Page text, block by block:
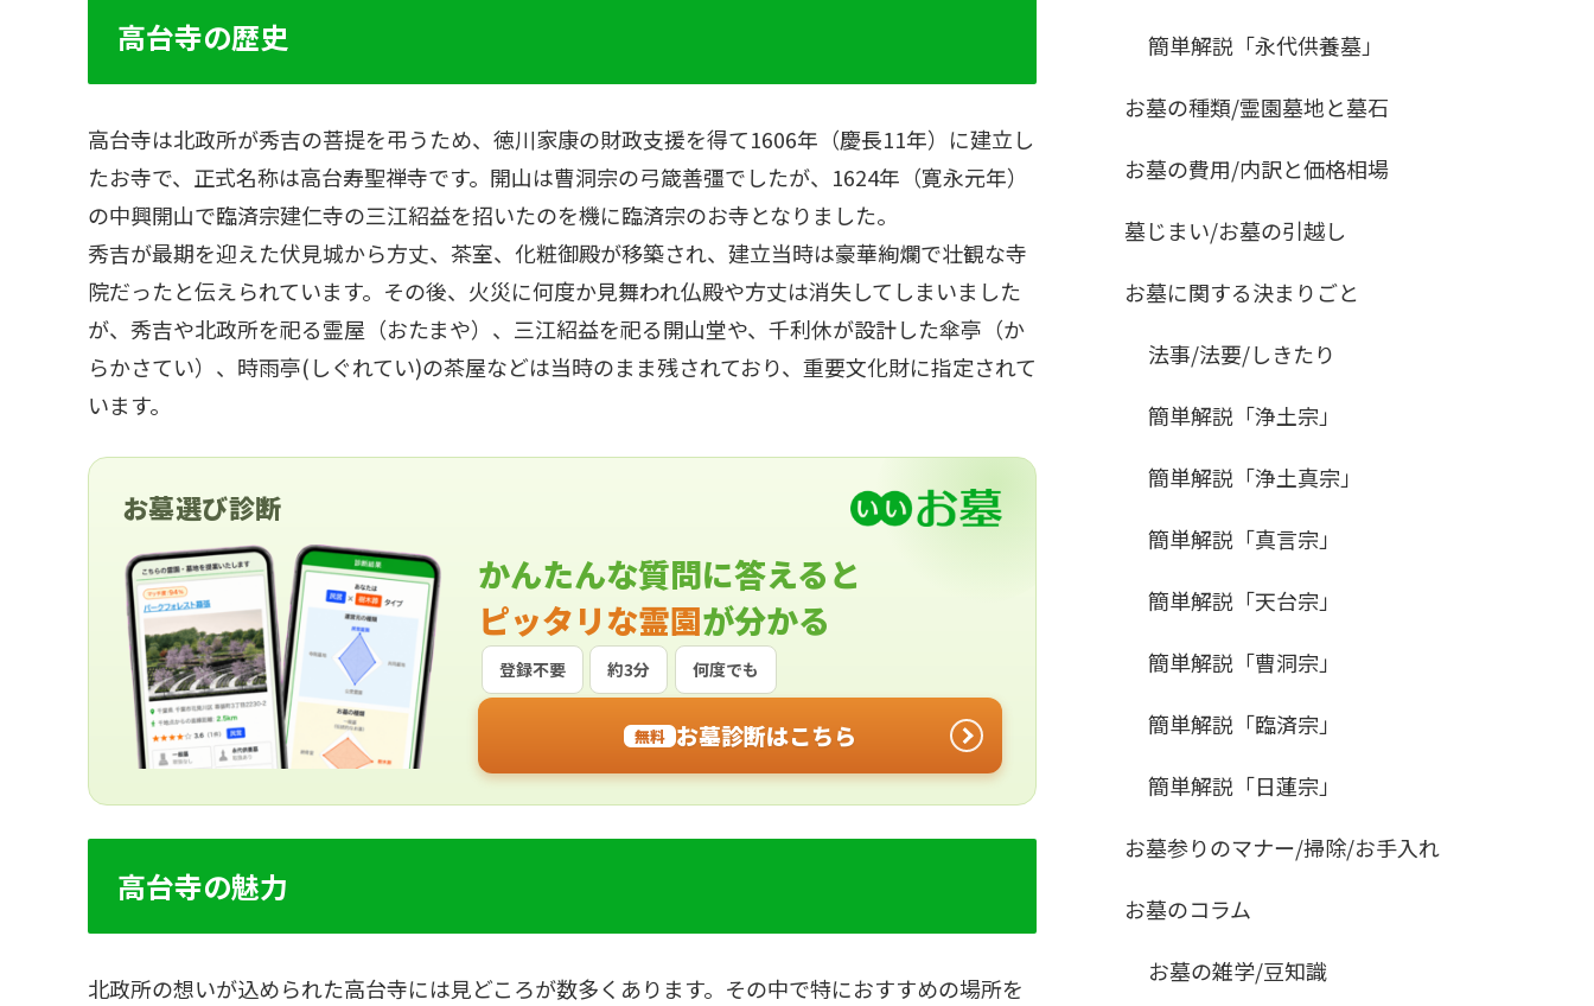
高台寺の歴史
高台寺は北政所が秀吉の菩提を弔うため、徳川家康の財政支援を得て1606年（慶長11年）に建立し
たお寺で、正式名称は高台寿聖禅寺です。開山は曹洞宗の弓箴善彊でしたが、1624年（寛永元年）
の中興開山で臨済宗建仁寺の三江紹益を招いたのを機に臨済宗のお寺となりました。
秀吉が最期を迎えた伏見城から方丈、茶室、化粧御殿が移築され、建立当時は豪華絢爛で壮観な寺
院だったと伝えられています。その後、火災に何度か見舞われ仏殿や方丈は消失してしまいました
が、秀吉や北政所を祀る霊屋（おたまや）、三江紹益を祀る開山堂や、千利休が設計した傘亭（か
らかさてい）、時雨亭(しぐれてい)の茶屋などは当時のまま残されており、重要文化財に指定されて
います。
お墓選び診断
かんたんな質問に答えると
ピッタリな霊園が分かる
登録不要 約3分 何度でも
無料 お墓診断はこちら
高台寺の魅力
北政所の想いが込められた高台寺には見どころが数多くあります。その中で特におすすめの場所を
簡単解説「永代供養墓」
お墓の種類/霊園墓地と墓石
お墓の費用/内訳と価格相場
墓じまい/お墓の引越し
お墓に関する決まりごと
法事/法要/しきたり
簡単解説「浄土宗」
簡単解説「浄土真宗」
簡単解説「真言宗」
簡単解説「天台宗」
簡単解説「曹洞宗」
簡単解説「臨済宗」
簡単解説「日蓮宗」
お墓参りのマナー/掃除/お手入れ
お墓のコラム
お墓の雑学/豆知識